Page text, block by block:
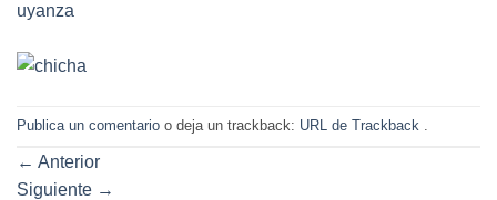
uyanza
Publica un comentario o deja un trackback: URL de Trackback
← Anterior
Siguiente →